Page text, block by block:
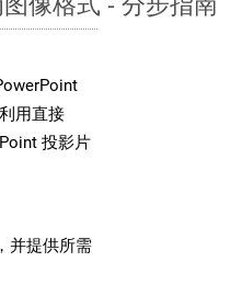
用直接
投影片
并提供所需